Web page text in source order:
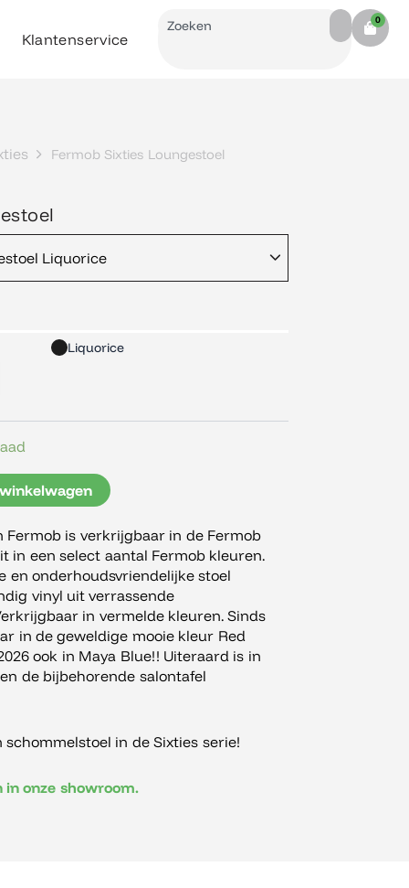
Klantenservice
Search 0
Cart
Fermob Sixties Loungestoel
Liquorice
Liquorice
Fermob is verkrijgbaar in de Fermob
in een select aantal Fermob kleuren.
en onderhoudsvriendelijke stoel
vinyl uit verrassende
in vermelde kleuren. Sinds
in de geweldige mooie kleur Red
ook in Maya Blue!! Uiteraard is in
de bijbehorende salontafel
in de Sixties serie!
onze showroom.